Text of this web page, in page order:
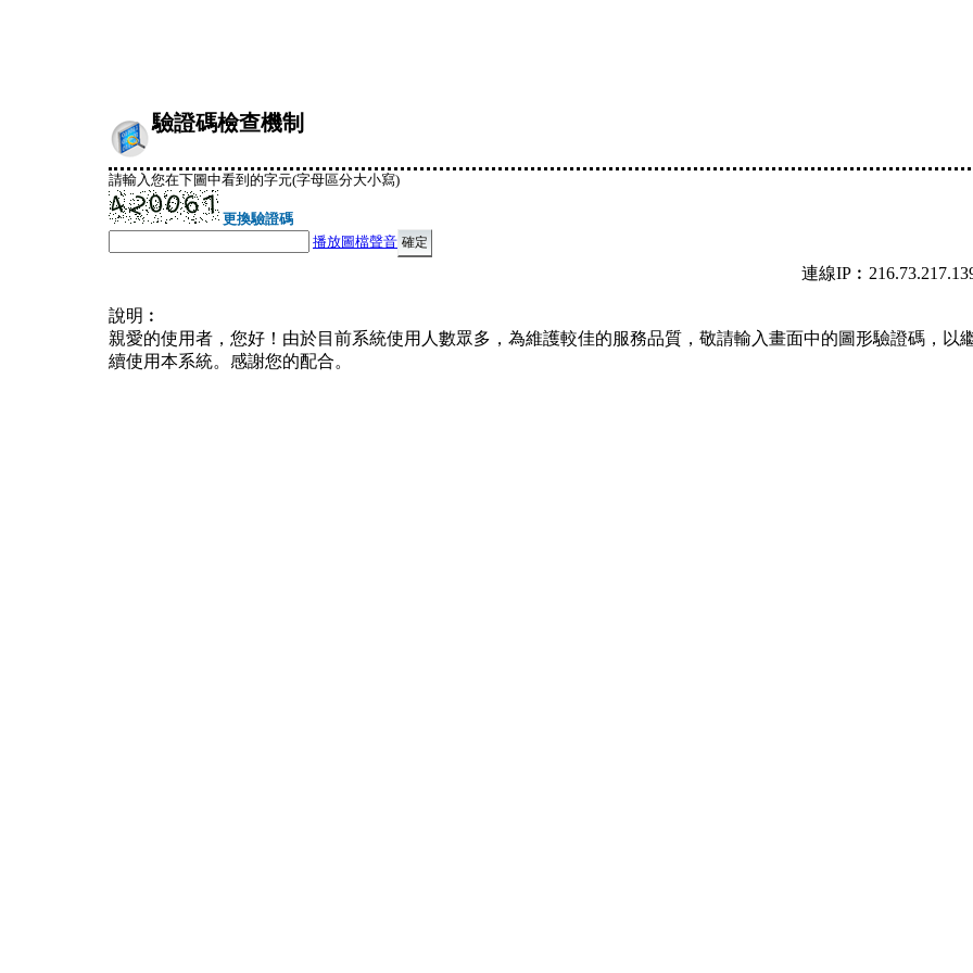
驗證碼檢查機制
請輸入您在下圖中看到的字元(字母區分大小寫)
更換驗證碼
播放圖檔聲音
連線
說明︰
親愛的使用者，您好！由於目前系統使用人數眾多，為維護較佳的服務品質，敬請輸入畫面中的圖形驗證碼，以
續使用本系統。感謝您的配合。